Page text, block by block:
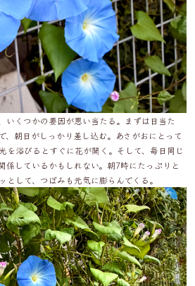
いくつかの要因が思い当たる。まずは日当た
、朝日がしっかり差し込む。あさがおにとって
を浴びるとすぐに花が開く。そして、毎日同じ
係しているかもしれない。朝7時にたっぷりと
として、つぼみも元気に膨らんでくる。